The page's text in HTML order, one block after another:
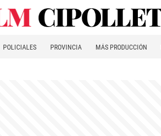
POLICIALES PROVINCIA MÁS PRODUCCIÓN